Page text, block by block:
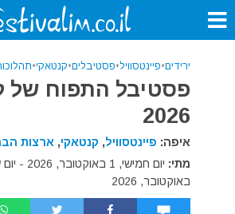
ירידים•פיינטסוויל•פסטיבלים•קנטאקי•
פסטיבל התפוח של
2026
איפה: פיינטסוויל, קנטאקי, ארצות
מתי:
באוקטובר, 2026